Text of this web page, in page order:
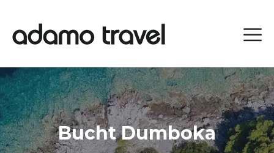
Bucht Dumboka